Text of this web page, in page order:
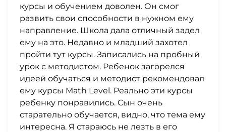
курсы и обучением доволен. Он смог
развить свои способности в нужном ему
направление. Школа дала отличный задел
ему на это. Недавно и младший захотел
пройти тут курсы. Записались на пробный
урок с методистом. Ребенок загорелся
идеей обучаться и методист рекомендовал
ему курсы Math Level. Реально эти курсы
ребенку понравились. Сын очень
старательно обучается, видно, что тема ему
интересна. Я стараюсь не лезть в его